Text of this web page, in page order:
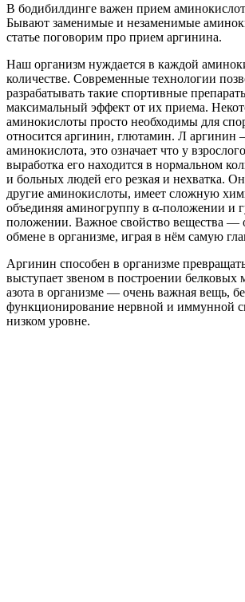
В бодибилдинге важен прием
Бывают заменимые и незаменимые
статье поговорим про прием аргинина.
Наш организм нуждается в каждой
количестве. Современные технологии
разрабатывать такие спортивные
максимальный эффект от их приема.
аминокислоты просто необходимы для
относится аргинин, глютамин. Л аргинин
аминокислота, это означает что у
выработка его находится в нормальном
и больных людей его резкая и нехватка.
другие аминокислоты, имеет сложную
объединяя аминогруппу в α-положении и
положении. Важное свойство вещества —
обмене в организме, играя в нём самую
Аргинин способен в организме
выступает звеном в построении белковых
азота в организме — очень важная вещь,
функционирование нервной и иммунной
низком уровне.